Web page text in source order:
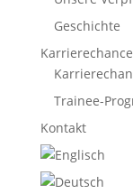
Geschichte
Trainee-
Kontakt